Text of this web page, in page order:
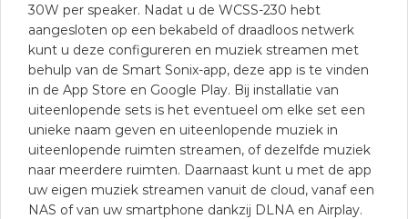
30W per speaker. Nadat u de WCSS-230 hebt
aangesloten op een bekabeld of draadloos netwerk
kunt u deze configureren en muziek streamen met
behulp van de Smart Sonix-app, deze app is te vinden
in de App Store en Google Play. Bij installatie van
uiteenlopende sets is het eventueel om elke set een
unieke naam geven en uiteenlopende muziek in
uiteenlopende ruimten streamen, of dezelfde muziek
naar meerdere ruimten. Daarnaast kunt u met de app
uw eigen muziek streamen vanuit de cloud, vanaf een
NAS of van uw smartphone dankzij DLNA en Airplay.